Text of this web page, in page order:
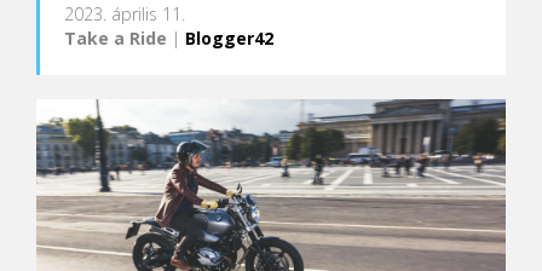
2023. április 11.
Take a Ride | Blogger42